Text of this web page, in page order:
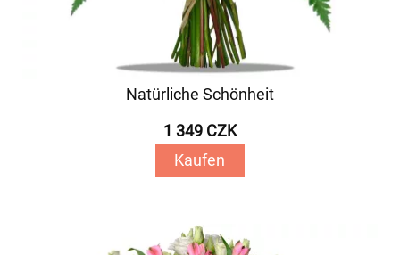
Natürliche Schönheit
1 349 CZK
Kaufen